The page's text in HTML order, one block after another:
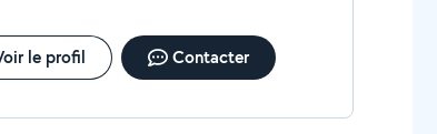
le profil Contacter